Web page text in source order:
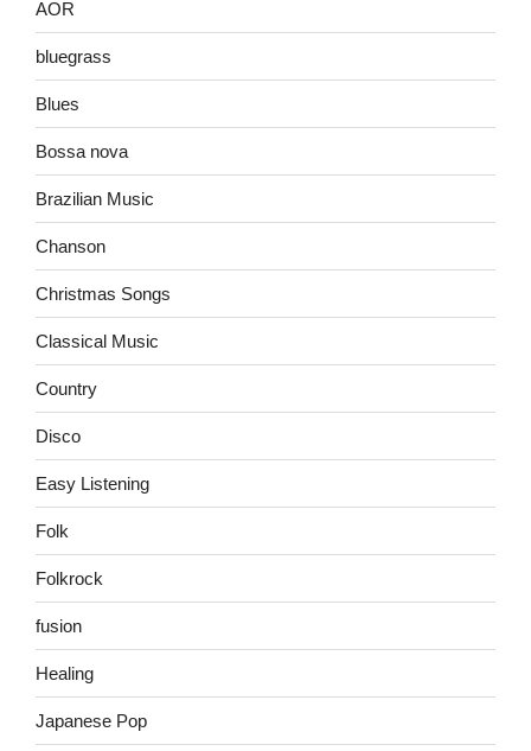
AOR
bluegrass
Blues
Bossa nova
Brazilian Music
Chanson
Christmas Songs
Classical Music
Country
Disco
Easy Listening
Folk
Folkrock
fusion
Healing
Japanese Pop